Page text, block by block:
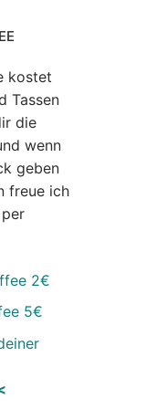
kostet
Tassen
die
wenn
geben
freue ich
2€
5€